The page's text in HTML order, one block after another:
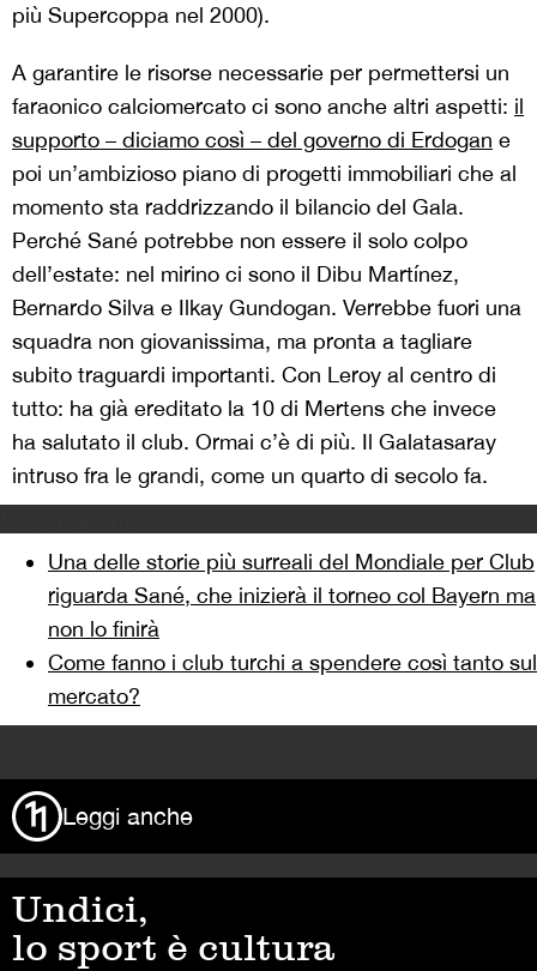
più Supercoppa nel 2000).
A garantire le risorse necessarie per permettersi un
faraonico calciomercato ci sono anche altri aspetti: il
supporto – diciamo così – del governo di Erdogan e
poi un’ambizioso piano di progetti immobiliari che al
momento sta raddrizzando il bilancio del Gala.
Perché Sané potrebbe non essere il solo colpo
dell’estate: nel mirino ci sono il Dibu Martínez,
Bernardo Silva e Ilkay Gundogan. Verrebbe fuori una
squadra non giovanissima, ma pronta a tagliare
subito traguardi importanti. Con Leroy al centro di
tutto: ha già ereditato la 10 di Mertens che invece
ha salutato il club. Ormai c’è di più. Il Galatasaray
intruso fra le grandi, come un quarto di secolo fa.
Una delle storie più surreali del Mondiale per Club
riguarda Sané, che inizierà il torneo col Bayern ma
non lo finirà
Come fanno i club turchi a spendere così tanto sul
mercato?
Leggi anche
Undici,
lo sport è cultura